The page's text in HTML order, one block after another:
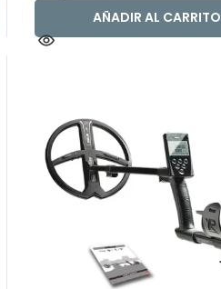
AÑADIR AL CARRITO